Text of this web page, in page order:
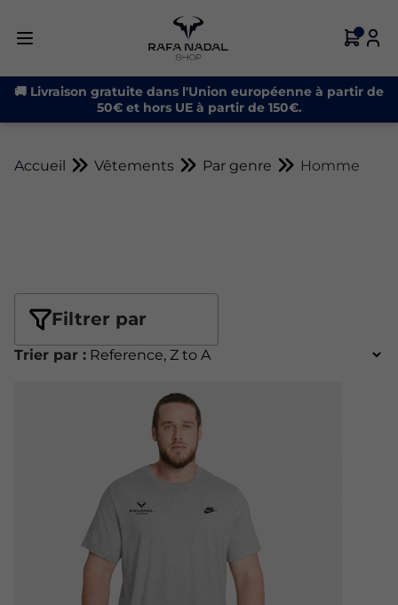
🚚 Livraison gratuite dans l'Union européenne à partir de
50€ et hors UE à partir de 150€.
Accueil Vêtements Par genre Homme
Filtrer par
Trier par :